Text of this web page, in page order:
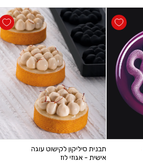
תבנית סיליקון לקישוט עוגה
אישית - אגוזי לוז